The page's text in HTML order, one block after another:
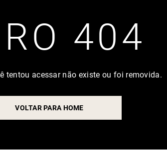
404
tentou acessar não existe ou foi removida.
VOLTAR PARA HOME